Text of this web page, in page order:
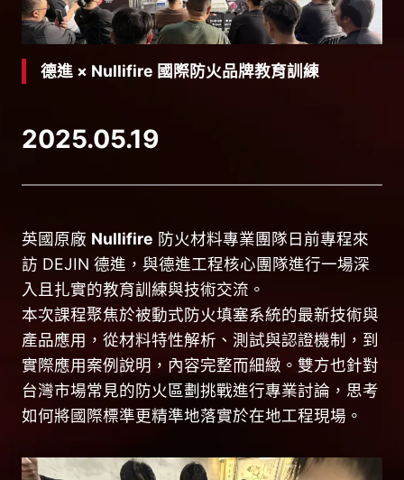
德進 × Nullifire 國際防火品牌教育訓練
2025.05.19
英國原廠 Nullifire 防火材料專業團隊日前專程來
訪 DEJIN 德進，與德進工程核心團隊進行一場深
入且扎實的教育訓練與技術交流。
本次課程聚焦於被動式防火填塞系統的最新技術與
產品應用，從材料特性解析、測試與認證機制，到
實際應用案例說明，內容完整而細緻。雙方也針對
台灣市場常見的防火區劃挑戰進行專業討論，思考
如何將國際標準更精準地落實於在地工程現場。